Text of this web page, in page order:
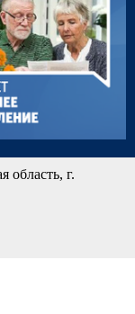
область, г.